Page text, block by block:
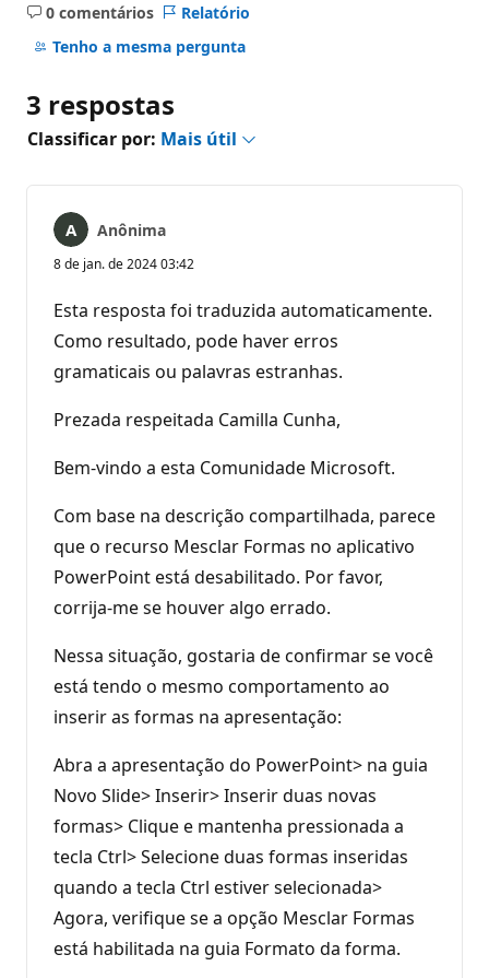
0 comentários
Sem
comentários
Relatório
Tenho a mesma pergunta
3 respostas
Classificar por: Mais útil
Anônima
8 de jan. de 2024 03:42
Esta resposta foi traduzida automaticamente.
Como resultado, pode haver erros
gramaticais ou palavras estranhas.
Prezada respeitada Camilla Cunha,
Bem-vindo a esta Comunidade Microsoft.
Com base na descrição compartilhada, parece
que o recurso Mesclar Formas no aplicativo
PowerPoint está desabilitado. Por favor,
corrija-me se houver algo errado.
Nessa situação, gostaria de confirmar se você
está tendo o mesmo comportamento ao
inserir as formas na apresentação:
Abra a apresentação do PowerPoint> na guia
Novo Slide> Inserir> Inserir duas novas
formas> Clique e mantenha pressionada a
tecla Ctrl> Selecione duas formas inseridas
quando a tecla Ctrl estiver selecionada>
Agora, verifique se a opção Mesclar Formas
está habilitada na guia Formato da forma.